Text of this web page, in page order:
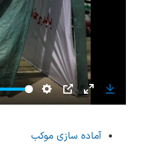
Settings
PIP EnterDownload
آماده سازی موکب